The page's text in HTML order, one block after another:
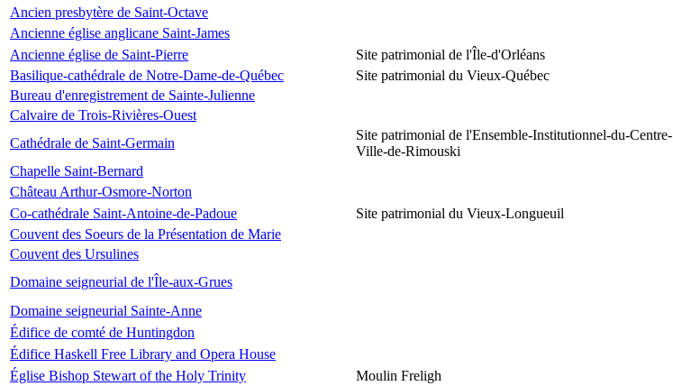
Ancien presbytère de Saint-Octave
Ancienne église anglicane Saint-James
Ancienne église de Saint-Pierre
Site patrimonial de l'Île-d'Orléans
Basilique-cathédrale de Notre-Dame-de-Québec
Site patrimonial du Vieux-Québec
Bureau d'enregistrement de Sainte-Julienne
Calvaire de Trois-Rivières-Ouest
Cathédrale de Saint-Germain
Site patrimonial de l'Ensemble-Institutionnel-du-Centre-
Ville-de-Rimouski
Chapelle Saint-Bernard
Château Arthur-Osmore-Norton
Co-cathédrale Saint-Antoine-de-Padoue
Site patrimonial du Vieux-Longueuil
Couvent des Soeurs de la Présentation de Marie
Couvent des Ursulines
Domaine seigneurial de l'Île-aux-Grues
Domaine seigneurial Sainte-Anne
Édifice de comté de Huntingdon
Édifice Haskell Free Library and Opera House
Église Bishop Stewart of the Holy Trinity
Moulin Freligh